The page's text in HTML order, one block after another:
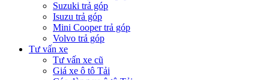
Suzuki trả góp
Isuzu trả góp
Mini Cooper trả góp
Volvo trả góp
Tư vấn xe
Tư vấn xe cũ
Giá xe ô tô Tải